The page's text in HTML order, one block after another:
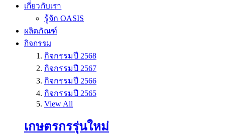
เกี่ยวกับเรา
รู้จัก OASIS
ผลิตภัณฑ์
กิจกรรม
กิจกรรมปี 2568
กิจกรรมปี 2567
กิจกรรมปี 2566
กิจกรรมปี 2565
View All
เกษตรกรรุ่นใหม่